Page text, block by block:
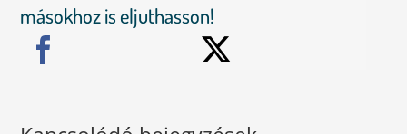
másokhoz is eljuthasson!